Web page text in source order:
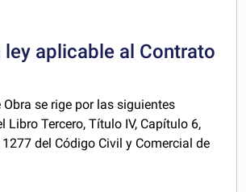
ley aplicable al Contrato
Obra se rige por las siguientes
Libro Tercero, Título IV, Capítulo 6,
del Código Civil y Comercial de